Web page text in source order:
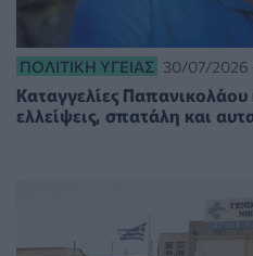
ΠΟΛΙΤΙΚΉ ΥΓΕΊΑΣ 30/07/2026
Καταγγελίες
ελλείψεις, σπατάλη και